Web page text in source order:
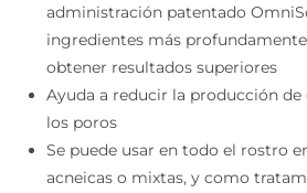
administración patentado
ingredientes más
obtener resultados superiores
Ayuda a reducir la producción de
los poros
Se puede usar en todo el rostro
acneicas o mixtas, y como